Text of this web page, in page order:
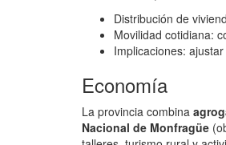
Distribución de
Movilidad cotidiana:
Implicaciones: ajustar
Economía
La provincia combina
Nacional de Monfragüe